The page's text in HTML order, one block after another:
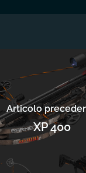
Articolo
XP 400